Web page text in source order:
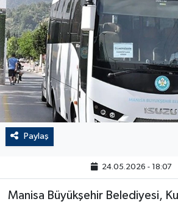
Paylaş
24.05.2026 - 18:07
Manisa Büyükşehir Belediyesi,